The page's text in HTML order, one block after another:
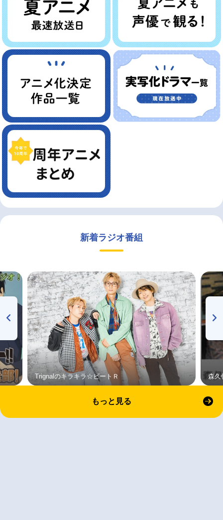
新着ラジオ番組
Trignalのキラキラ☆ビートＲ 森久
もっと見る